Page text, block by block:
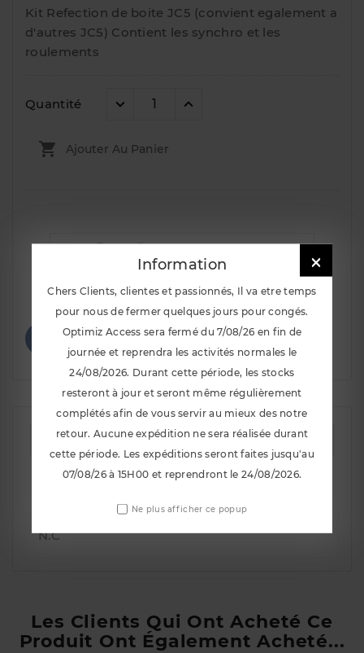
Kit Refection de boite JC5 (convient egalement a
d'autres JC5) Contient les synchro et les
roulements
Quantité
 Ajouter Au Panier
Notify Me When Available
La description
Détails du produit
N.C
Les Clients Qui Ont Acheté Ce
Produit Ont Également Acheté...

Information
Chers Clients, clientes et passionnés, Il va etre temps
pour nous de fermer quelques jours pour congés.
Optimiz Access sera fermé du 7/08/26 en fin de
journée et reprendra les activités normales le
24/08/2026. Durant cette période, les stocks
resteront à jour et seront même régulièrement
complétés afin de vous servir au mieux des notre
retour. Aucune expédition ne sera réalisée durant
cette période. Les expéditions seront faites jusqu'au
07/08/26 à 15H00 et reprendront le 24/08/2026.
Ne plus afficher ce popup